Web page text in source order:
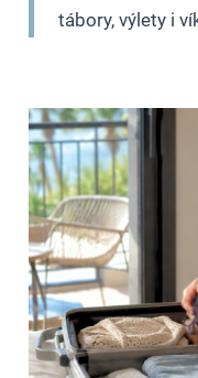
tábory, výlety i